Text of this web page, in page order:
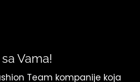
Vama!
Team kompanije koja